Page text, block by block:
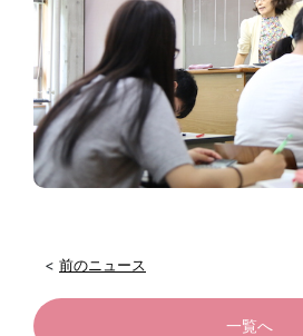
< 前のニュース
一覧へ